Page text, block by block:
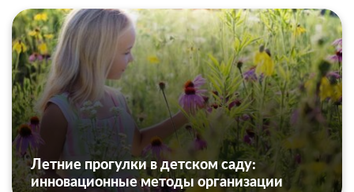
Летние прогулки в детском саду:
инновационные методы организации